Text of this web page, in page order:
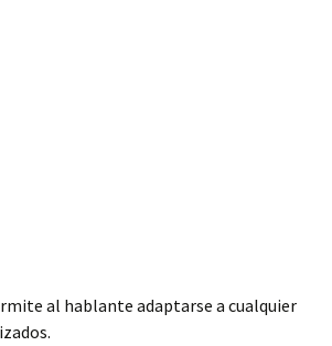
al hablante adaptarse a cualquier